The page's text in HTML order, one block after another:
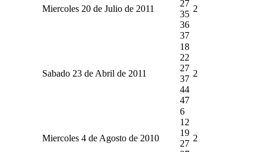
Miercoles 20 de Julio de 2011
27
35
36
37
2
Sabado 23 de Abril de 2011
18
22
27
37
44
47
2
Miercoles 4 de Agosto de 2010
6
12
19
27
2